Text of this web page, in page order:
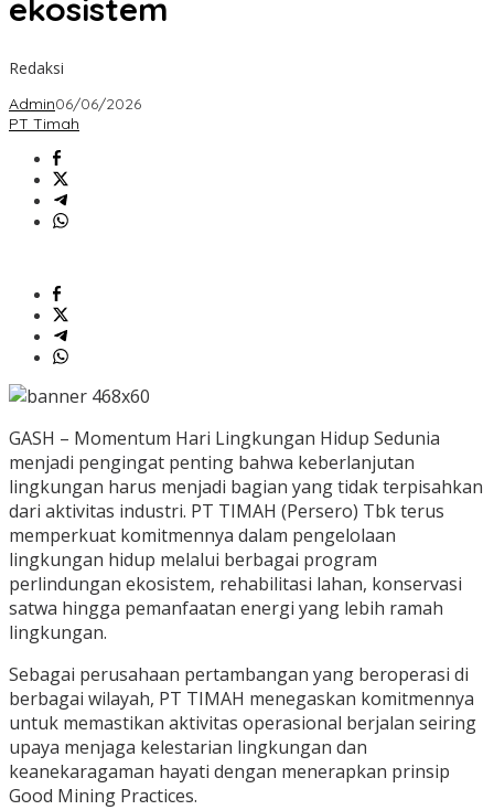
ekosistem
Redaksi
Admin06/06/2026
PT Timah
GASH – Momentum Hari Lingkungan Hidup Sedunia
menjadi pengingat penting bahwa keberlanjutan
lingkungan harus menjadi bagian yang tidak terpisahkan
dari aktivitas industri. PT TIMAH (Persero) Tbk terus
memperkuat komitmennya dalam pengelolaan
lingkungan hidup melalui berbagai program
perlindungan ekosistem, rehabilitasi lahan, konservasi
satwa hingga pemanfaatan energi yang lebih ramah
lingkungan.
Sebagai perusahaan pertambangan yang beroperasi di
berbagai wilayah, PT TIMAH menegaskan komitmennya
untuk memastikan aktivitas operasional berjalan seiring
upaya menjaga kelestarian lingkungan dan
keanekaragaman hayati dengan menerapkan prinsip
Good Mining Practices.